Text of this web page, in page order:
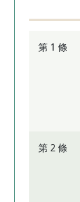
第 1 條
第 2 條